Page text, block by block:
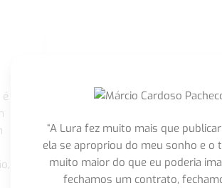
“A Lura fez muito mais que
ela se apropriou do meu sonho e o
muito maior do que eu poderia
fechamos um contrato,